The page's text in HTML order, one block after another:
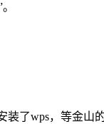
了wps，等金山